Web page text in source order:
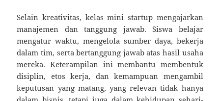
Selain kreativitas, kelas mini startup mengajarkan
manajemen dan tanggung jawab. Siswa belajar
mengatur waktu, mengelola sumber daya, bekerja
dalam tim, serta bertanggung jawab atas hasil usaha
mereka. Keterampilan ini membantu membentuk
disiplin, etos kerja, dan kemampuan mengambil
keputusan yang matang, yang relevan tidak hanya